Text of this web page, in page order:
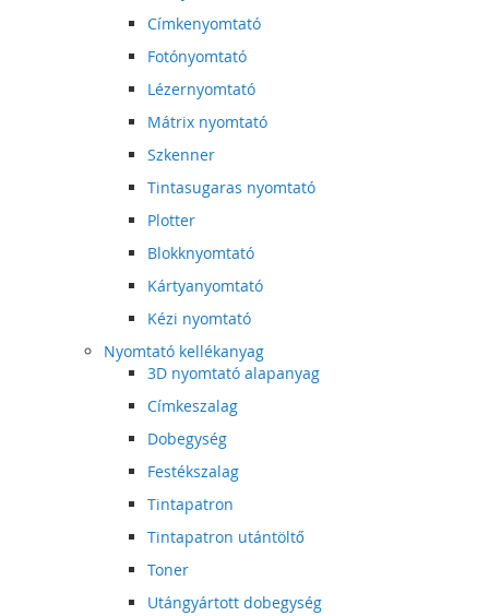
Címkenyomtató
Fotónyomtató
Lézernyomtató
Mátrix nyomtató
Szkenner
Tintasugaras nyomtató
Plotter
Blokknyomtató
Kártyanyomtató
Kézi nyomtató
Nyomtató kellékanyag
3D nyomtató alapanyag
Címkeszalag
Dobegység
Festékszalag
Tintapatron
Tintapatron utántöltő
Toner
Utángyártott dobegység